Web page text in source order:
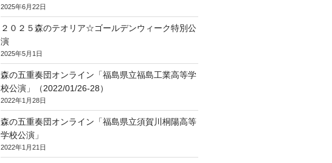
2025年6月22日
２０２５森のテオリア☆ゴールデンウィーク特別公
演
2025年5月1日
森の五重奏団オンライン「福島県立福島工業高等学
校公演」（2022/01/26-28）
2022年1月28日
森の五重奏団オンライン「福島県立須賀川桐陽高等
学校公演」
2022年1月21日